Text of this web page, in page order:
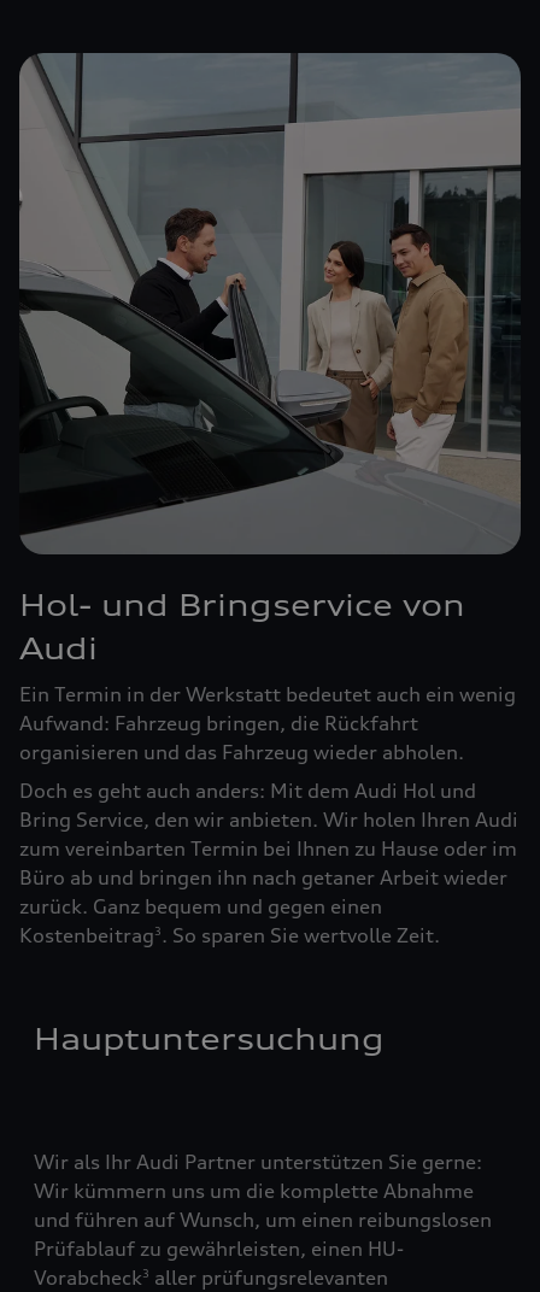
Hol- und Bringservice von
Audi
Ein Termin in der Werkstatt bedeutet auch ein wenig
Aufwand: Fahrzeug bringen, die Rückfahrt
organisieren und das Fahrzeug wieder abholen.
Doch es geht auch anders: Mit dem Audi Hol und
Bring Service, den wir anbieten. Wir holen Ihren Audi
zum vereinbarten Termin bei Ihnen zu Hause oder im
Büro ab und bringen ihn nach getaner Arbeit wieder
zurück. Ganz bequem und gegen einen
Kostenbeitrag3. So sparen Sie wertvolle Zeit.
Hauptuntersuchung
Wir als Ihr Audi Partner unterstützen Sie gerne:
Wir kümmern uns um die komplette Abnahme
und führen auf Wunsch, um einen reibungslosen
Prüfablauf zu gewährleisten, einen HU-
Vorabcheck3 aller prüfungsrelevanten